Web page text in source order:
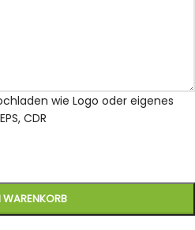
wie Logo oder eigenes
CDR
WARENKORB